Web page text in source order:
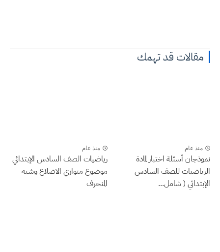
مقالات قد تهمك
منذ عام
نموذجان أسئلة اختبار لمادة
الرياضيات للصف السادس
الإبتدائي ( شامل...
منذ عام
رياضيات الصف السادس الإبتدائي
موضوع متوازي الاضلاع وشبه
المنحرف